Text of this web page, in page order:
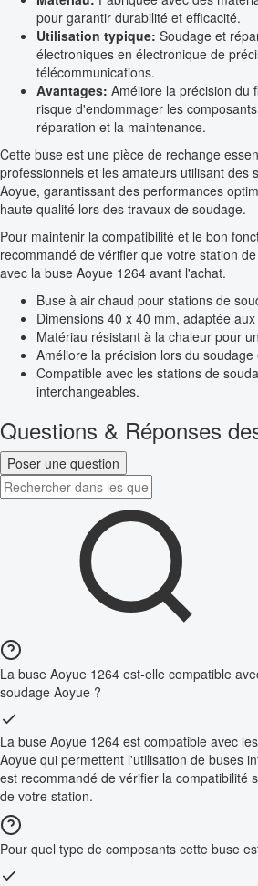
pour garantir durabilité et efficacité.
Utilisation typique: Soudage et
électroniques en électronique de
télécommunications.
Avantages: Améliore la précision du
risque d'endommager les
réparation et la maintenance.
Cette buse est une pièce de rechange
professionnels et les amateurs utilisant des
Aoyue, garantissant des performances
haute qualité lors des travaux de soudage.
Pour maintenir la compatibilité et le bon
recommandé de vérifier que votre station
avec la buse Aoyue 1264 avant l'achat.
Buse à air chaud pour stations de
Dimensions 40 x 40 mm, adaptée
Matériau résistant à la chaleur pour
Améliore la précision lors du
Compatible avec les stations de
interchangeables.
Questions & Réponses
Poser une question
La buse Aoyue 1264 est-elle compatible
soudage Aoyue ?
La buse Aoyue 1264 est compatible avec
Aoyue qui permettent l'utilisation de buses
est recommandé de vérifier la compatibilité
de votre station.
Pour quel type de composants cette buse